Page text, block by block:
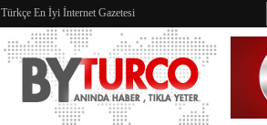
Türkçe En İyi İnternet Gazetesi